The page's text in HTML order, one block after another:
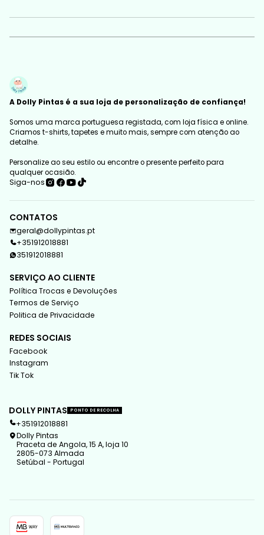
A Dolly Pintas é a sua loja de personalização de confiança!
Somos uma marca portuguesa registada, com loja física e online.
Criamos t-shirts, tapetes e muito mais, sempre com atenção ao
detalhe.
Personalize ao seu estilo ou encontre o presente perfeito para
qualquer ocasião.
Siga-nos
CONTATOS
geral@dollypintas.pt
+351912018881
351912018881
SERVIÇO AO CLIENTE
Política Trocas e Devoluções
Termos de Serviço
Politica de Privacidade
REDES SOCIAIS
Facebook
Instagram
Tik Tok
DOLLY PINTAS PONTO DE RECOLHA
+351912018881
Dolly Pintas
Praceta de Angola, 15 A, loja 10
2805-073 Almada
Setúbal - Portugal